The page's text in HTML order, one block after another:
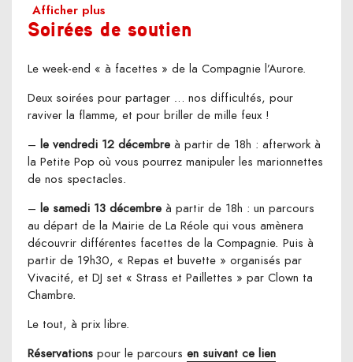
Afficher plus
Soirées de soutien
Le week-end « à facettes » de la Compagnie l’Aurore.
Deux soirées pour partager … nos difficultés, pour
raviver la flamme, et pour briller de mille feux !
– le vendredi 12 décembre à partir de 18h : afterwork à
la Petite Pop où vous pourrez manipuler les marionnettes
de nos spectacles.
– le samedi 13 décembre à partir de 18h : un parcours
au départ de la Mairie de La Réole qui vous amènera
découvrir différentes facettes de la Compagnie. Puis à
partir de 19h30, « Repas et buvette » organisés par
Vivacité, et DJ set « Strass et Paillettes » par Clown ta
Chambre.
Le tout, à prix libre.
Réservations pour le parcours en suivant ce lien